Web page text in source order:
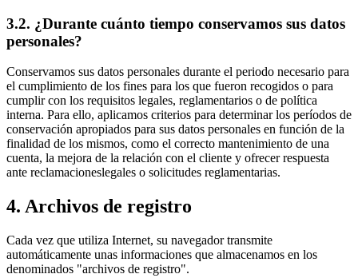
3.2. ¿Durante cuánto tiempo conservamos sus datos
personales?
Conservamos sus datos personales durante el periodo necesario para
el cumplimiento de los fines para los que fueron recogidos o para
cumplir con los requisitos legales, reglamentarios o de política
interna. Para ello, aplicamos criterios para determinar los períodos de
conservación apropiados para sus datos personales en función de la
finalidad de los mismos, como el correcto mantenimiento de una
cuenta, la mejora de la relación con el cliente y ofrecer respuesta
ante reclamacioneslegales o solicitudes reglamentarias.
4. Archivos de registro
Cada vez que utiliza Internet, su navegador transmite
automáticamente unas informaciones que almacenamos en los
denominados "archivos de registro".